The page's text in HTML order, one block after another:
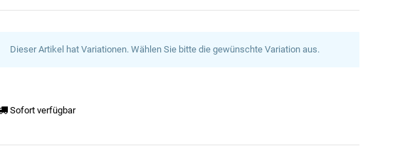
Dieser Artikel hat Variationen. Wählen Sie bitte die gewünschte Variation aus.
Sofort verfügbar